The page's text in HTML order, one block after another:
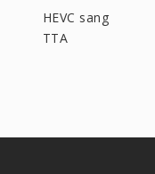
HEVC sang
TTA